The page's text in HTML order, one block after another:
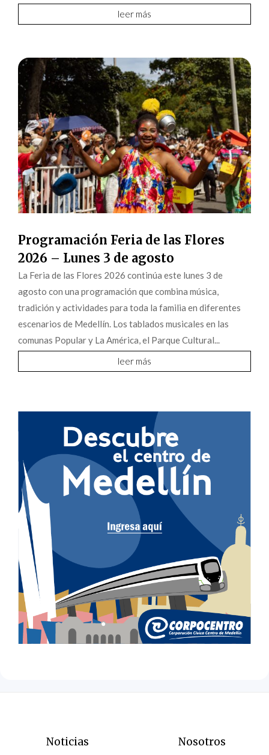
leer más
Programación Feria de las Flores
2026 – Lunes 3 de agosto
La Feria de las Flores 2026 continúa este lunes 3 de
agosto con una programación que combina música,
tradición y actividades para toda la familia en diferentes
escenarios de Medellín. Los tablados musicales en las
comunas Popular y La América, el Parque Cultural...
leer más
Noticias Nosotros